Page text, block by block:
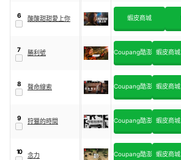
6 酸酸甜甜愛上你 蝦皮商城
7 勝利號 Coupang酷澎 蝦皮商城
8 聲命線索 Coupang酷澎 蝦皮商城
9 狩獵的時間 Coupang酷澎 蝦皮商城
10
念力 Coupang酷澎 蝦皮商城